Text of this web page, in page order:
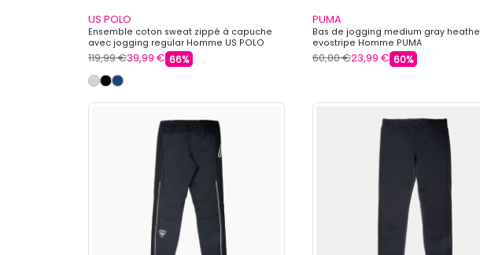
US POLO
Ensemble coton sweat zippé à capuche
avec jogging regular Homme US POLO
119,99 €39,99 € 66%
PUMA
Bas de jogging medium gray heathe
evostripe Homme PUMA
60,00 €23,99 € 60%